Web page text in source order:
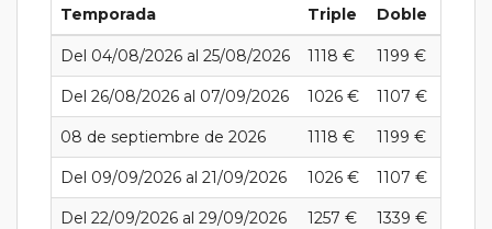
Temporada Triple Doble
Del 04/08/2026 al 25/08/2026 1118 € 1199 €
Del 26/08/2026 al 07/09/2026 1026 € 1107 €
08 de septiembre de 2026 1118 € 1199 €
Del 09/09/2026 al 21/09/2026 1026 € 1107 €
Del 22/09/2026 al 29/09/2026 1257 € 1339 €